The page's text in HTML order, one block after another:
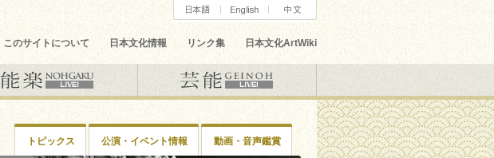
このサイトについて 日本文化情報 リンク集 日本文化ArtWiki
トピックス 公演・イベント情報 動画・音声鑑賞